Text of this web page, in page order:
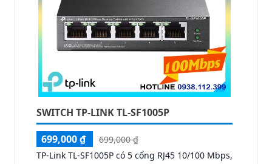
SWITCH TP-LINK TL-SF1005P
699,000 ₫
699,000 ₫
TP-Link TL-SF1005P có 5 cổng RJ45 10/100 Mbps,